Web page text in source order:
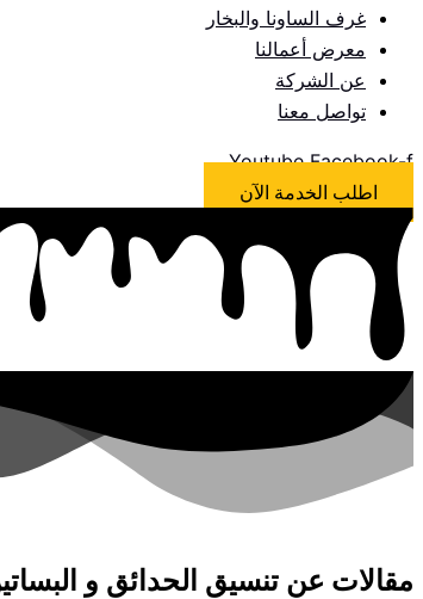
غرف الساونا والبخار
معرض أعمالنا
عن الشركة
تواصل معنا
Youtube Facebook-f
اطلب الخدمة الآن
مقالات عن تنسيق الحدائق و